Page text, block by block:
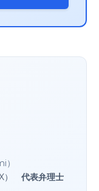
） 代表弁理士